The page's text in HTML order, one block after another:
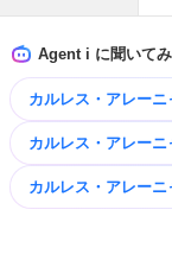
Agent i に聞いてみ
カルレス・アレー
カルレス・アレー
カルレス・アレー